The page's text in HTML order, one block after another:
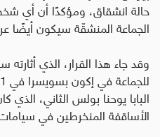
حالة انشقاق، ومؤكدًا أن أي
الجماعة المنشقّة سيكون أيضًا
وقد جاء هذا القرار، الذي
الأساقفة المنخرطين في